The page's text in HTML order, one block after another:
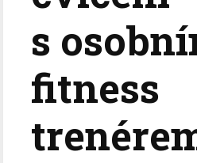
s
fitness